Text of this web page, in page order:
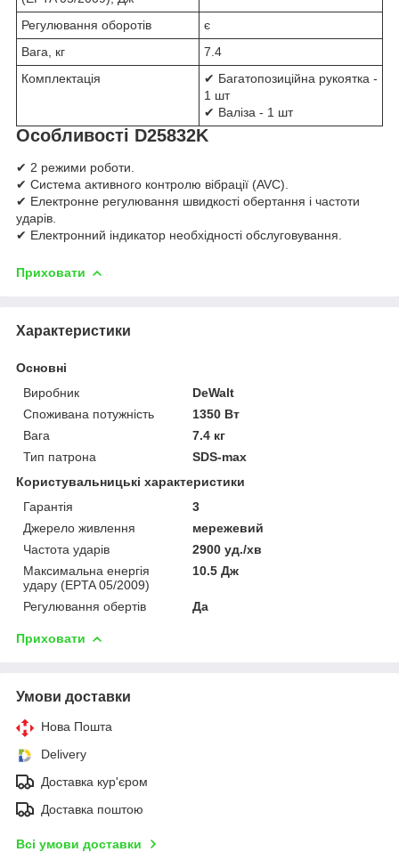
Регулювання оборотів
є
Вага, кг
7.4
Комплектація
✔ Багатопозиційна рукоятка -
1 шт
✔ Валіза - 1 шт
Особливості D25832K
✔ 2 режими роботи.
✔ Система активного контролю вібрації (AVC).
✔ Електронне регулювання швидкості обертання і частоти
ударів.
✔ Електронний індикатор необхідності обслуговування.
Приховати
Характеристики
Основні
Виробник
DeWalt
Споживана потужність
1350 Вт
Вага
7.4 кг
Тип патрона
SDS-max
Користувальницькі характеристики
Гарантія
3
Джерело живлення
мережевий
Частота ударів
2900 уд./хв
Максимальна енергія
удару (EPTA 05/2009)
10.5 Дж
Регулювання обертів Да
Приховати
Умови доставки
Нова Пошта
Delivery
Доставка кур'єром
Доставка поштою
Всі умови доставки